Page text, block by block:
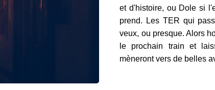
et d'histoire, ou Dole si
prend. Les TER qui
veux, ou presque. Alors
le prochain train et
mèneront vers de belles